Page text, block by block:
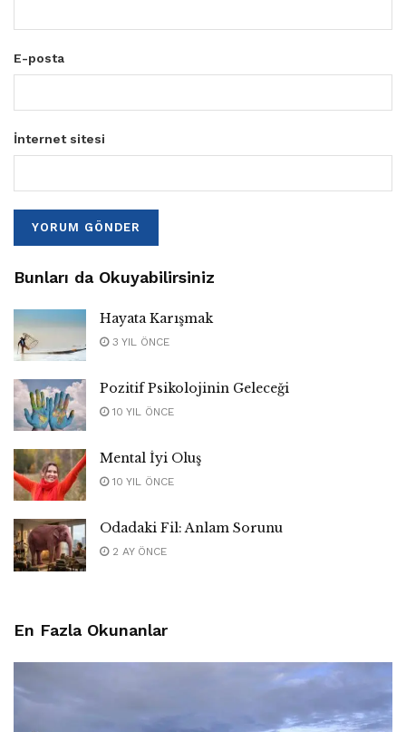
E-posta
İnternet sitesi
Bunları da Okuyabilirsiniz
Hayata Karışmak
3 YIL ÖNCE
Pozitif Psikolojinin Geleceği
10 YIL ÖNCE
Mental İyi Oluş
10 YIL ÖNCE
Odadaki Fil: Anlam Sorunu
2 AY ÖNCE
En Fazla Okunanlar